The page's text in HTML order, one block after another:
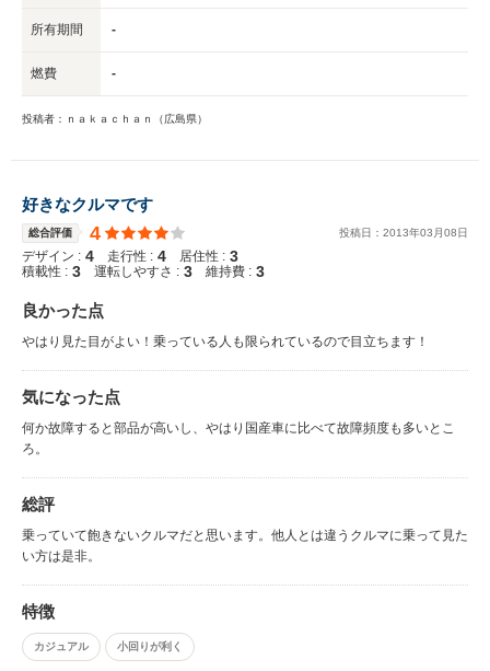
所有期間 -
燃費 -
投稿者：ｎａｋａｃｈａｎ（広島県）
好きなクルマです
総合評価 4 投稿日： 2013年03 月08日
デザイン : 4 走行性 : 4 居住性 : 3
積載性 : 3 運転しやすさ : 3 維持費 : 3
良かった点
やはり見た目がよい！乗っている人も限られているので目立ちます！
気になった点
何か故障すると部品が高いし、やはり国産車に比べて故障頻度も多いとこ
ろ。
総評
乗っていて飽きないクルマだと思います。他人とは違うクルマに乗って見た
い方は是非。
特徴
カジュアル 小回りが利く